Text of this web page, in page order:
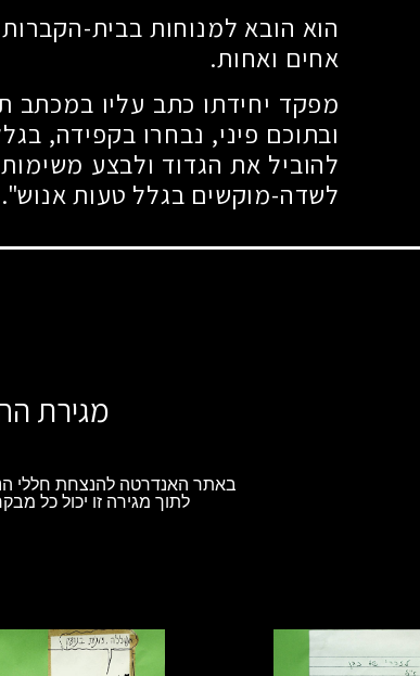
הוא הובא למנוחות בבית-
אחים ואחות.
מפקד יחידתו כתב עליו במכתב
ובתוכם פיני, נבחרו בקפידה,
להוביל את הגדוד ולבצע משימות
לשדה-מוקשים בגלל טעות אנוש".
מגירת
באתר האנדרטה להנצחת חללי
לתוך מגירה זו יכול כל